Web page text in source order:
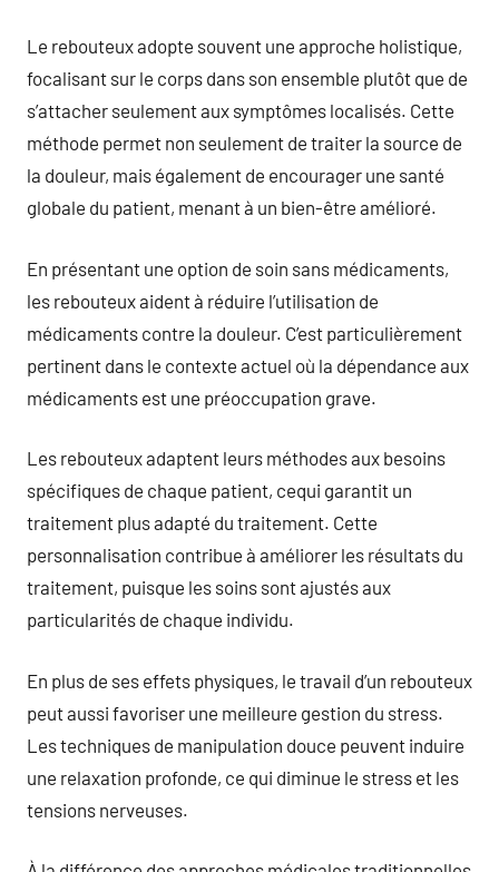
Le rebouteux adopte souvent une approche holistique,
focalisant sur le corps dans son ensemble plutôt que de
s’attacher seulement aux symptômes localisés. Cette
méthode permet non seulement de traiter la source de
la douleur, mais également de encourager une santé
globale du patient, menant à un bien-être amélioré.
En présentant une option de soin sans médicaments,
les rebouteux aident à réduire l’utilisation de
médicaments contre la douleur. C’est particulièrement
pertinent dans le contexte actuel où la dépendance aux
médicaments est une préoccupation grave.
Les rebouteux adaptent leurs méthodes aux besoins
spécifiques de chaque patient, cequi garantit un
traitement plus adapté du traitement. Cette
personnalisation contribue à améliorer les résultats du
traitement, puisque les soins sont ajustés aux
particularités de chaque individu.
En plus de ses effets physiques, le travail d’un rebouteux
peut aussi favoriser une meilleure gestion du stress.
Les techniques de manipulation douce peuvent induire
une relaxation profonde, ce qui diminue le stress et les
tensions nerveuses.